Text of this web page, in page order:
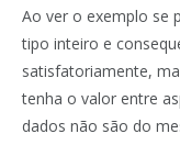
Ao ver o exemplo se
tipo inteiro e
satisfatoriamente,
tenha o valor entre
dados não são do